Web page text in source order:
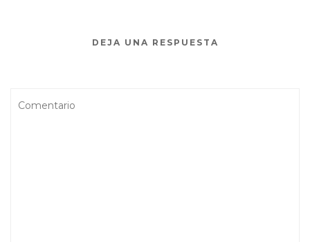
DEJA UNA RESPUESTA